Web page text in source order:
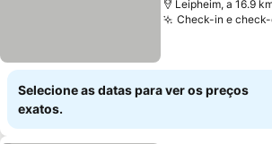
Leipheim, a 16.9
Check-in e
Selecione as datas para ver os preços
exatos.